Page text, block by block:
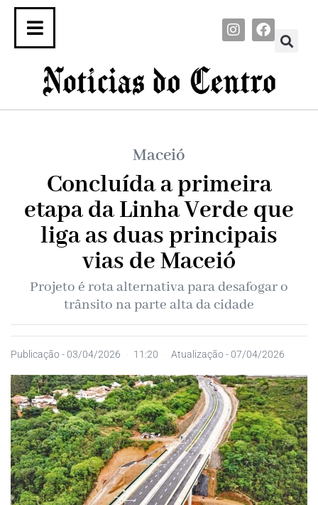
Maceió
Concluída a primeira
etapa da Linha Verde que
liga as duas principais
vias de Maceió
Projeto é rota alternativa para desafogar o
trânsito na parte alta da cidade
Publicação -03/04/2026 11:20 Atualização - 07/04/2026